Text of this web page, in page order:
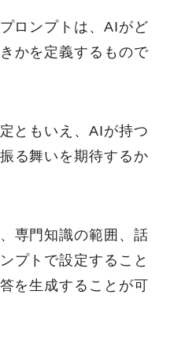
ロンプトは、AIがど
かを定義するもので
ともいえ、AIが持つ
る舞いを期待するか
専門知識の範囲、話
プトで設定すること
を生成することが可